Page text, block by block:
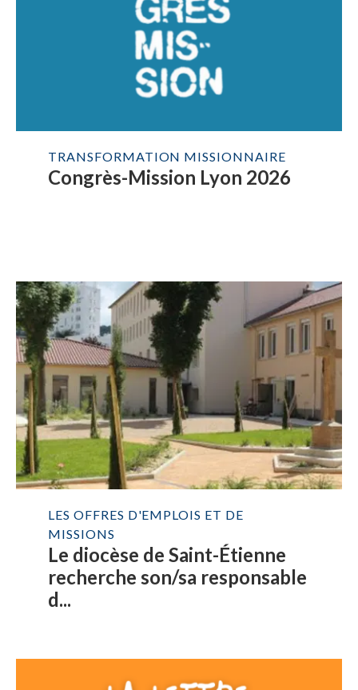
TRANSFORMATION MISSIONNAIRE
Congrès-Mission Lyon 2026
LES OFFRES D'EMPLOIS ET DE
MISSIONS
Le diocèse de Saint-Étienne
recherche son/sa responsable
d...